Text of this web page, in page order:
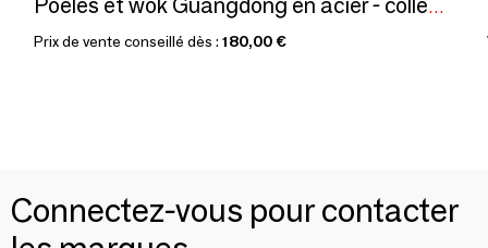
Poêles et wok Guangdong en acier - collection Guangdong / YOSHIKAWA
Prix de vente conseillé dès : 180,00 €
Connectez-vous pour contacter